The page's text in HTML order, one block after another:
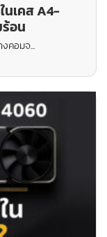
นเคส A4-
อน
คอมจ...